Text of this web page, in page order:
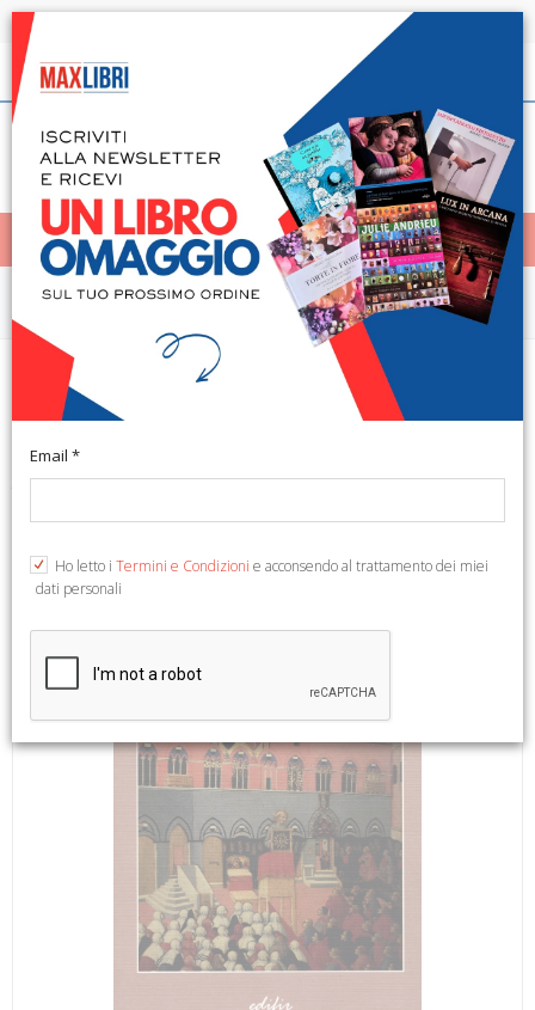
Spedizione in 24h per tutti i libri disponibili
Italiano
< Home
MENÙ
Predicatori, artisti e santi nella
Toscana del Rinascimento
17x24. (Studi di Storia e Documentazione Storica. 7).
Email *
Ho letto i Termini e Condizioni e acconsendo al trattamento dei miei
dati personali